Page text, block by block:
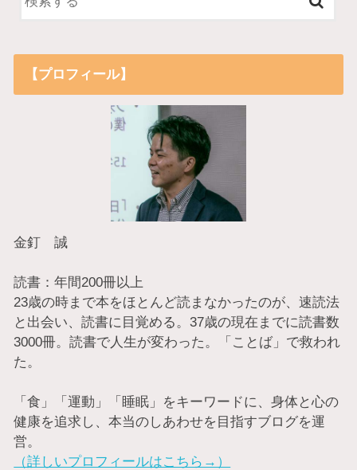
【プロフィール】
金釘 誠
読書：年間200冊以上
23歳の時まで本をほとんど読まなかったのが、速読法
と出会い、読書に目覚める。37歳の現在までに読書数
3000冊。読書で人生が変わった。「ことば」で救われ
た。
「食」「運動」「睡眠」をキーワードに、身体と心の
健康を追求し、本当のしあわせを目指すブログを運
営。
（詳しいプロフィールはこちら→）